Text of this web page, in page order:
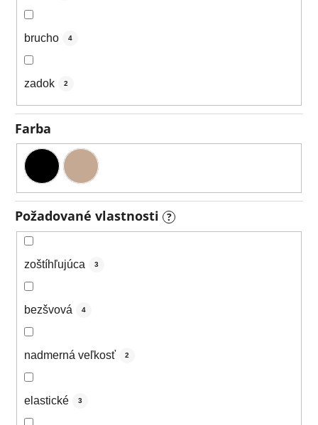
brucho 4
zadok 2
Farba
Požadované vlastnosti ?
zoštíhľujúca 3
bezšvová 4
nadmerná veľkosť 2
elastické 3